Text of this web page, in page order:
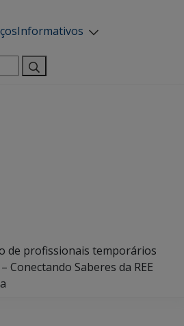
Informativos
de profissionais temporários
Conectando Saberes da REE